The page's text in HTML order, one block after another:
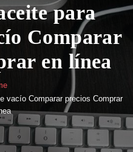
para
Comparar
en línea
vacío Comparar precios Comprar